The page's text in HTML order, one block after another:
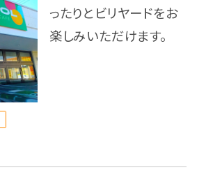
ったりとビリヤードをお
楽しみいただけます。